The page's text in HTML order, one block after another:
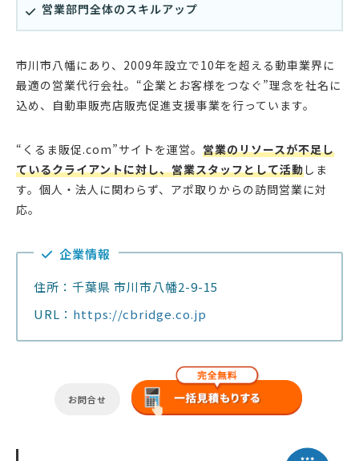
営業部門全体のスキルアップ
市川市八幡にあり、2009年設立で10年を超える動車業界に
最適の営業代行会社。“企業とお客様をつなぐ”理念を社名に
込め、自動車販売店販売促進支援事業を行っています。
“くるま販促.com”サイトを運営。 営業のリソースが不足し
ているクライアントに対し、営業スタッフとして活動しま
す。個人・法人に関わらず、アポ取りからの訪問営業に対
応。
企業情報
住所：千葉県 市川市八幡2-9-15
URL： https://cbridge.co.jp
お問合せ